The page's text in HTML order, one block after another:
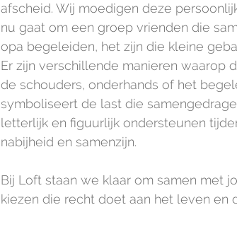
afscheid. Wij moedigen deze
nu gaat om een groep vrienden die
opa begeleiden, het zijn die kleine
Er zijn verschillende manieren waarop
de schouders, onderhands of het
symboliseert de last die
letterlijk en figuurlijk ondersteunen
nabijheid en samenzijn.
Bij Loft staan we klaar om samen met
kiezen die recht doet aan het leven en